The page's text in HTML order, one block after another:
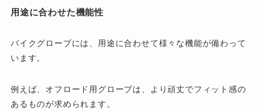
用途に合わせた機能性
バイクグローブには、用途に合わせて様々な機能が備わって
います。
例えば、オフロード用グローブは、より頑丈でフィット感の
あるものが求められます。